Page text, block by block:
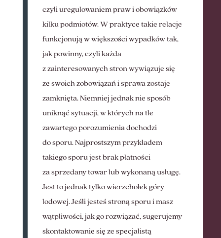
czyli uregulowaniem praw i obowiązków
kilku podmiotów. W praktyce takie relacje
funkcjonują w większości wypadków tak,
jak powinny, czyli każda
z zainteresowanych stron wywiązuje się
ze swoich zobowiązań i sprawa zostaje
zamknięta. Niemniej jednak nie sposób
uniknąć sytuacji, w których na tle
zawartego porozumienia dochodzi
do sporu. Najprostszym przykładem
takiego sporu jest brak płatności
za sprzedany towar lub wykonaną usługę.
Jest to jednak tylko wierzchołek góry
lodowej. Jeśli jesteś stroną sporu i masz
wątpliwości, jak go rozwiązać, sugerujemy
skontaktowanie się ze specjalistą